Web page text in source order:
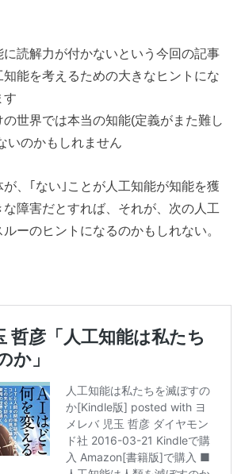
に読解力が付かないという今回の記事
能を考えるための大きなヒントにな
す
世界では本当の知能(定義がまた難し
いのかもしれません
、｢ない｣ことが人工知能が知能を獲
障害だとすれば、それが、次の人工
ーのヒントになるのかもしれない。